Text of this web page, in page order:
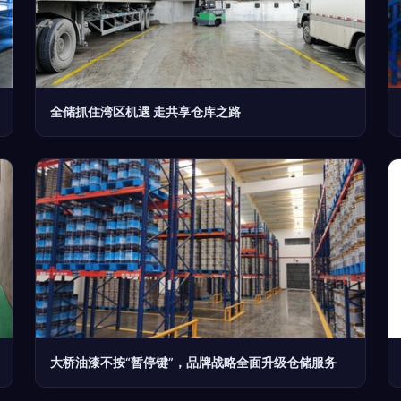
全储抓住湾区机遇 走共享仓库之路
大桥油漆不按“暂停键”，品牌战略全面升级仓储服务